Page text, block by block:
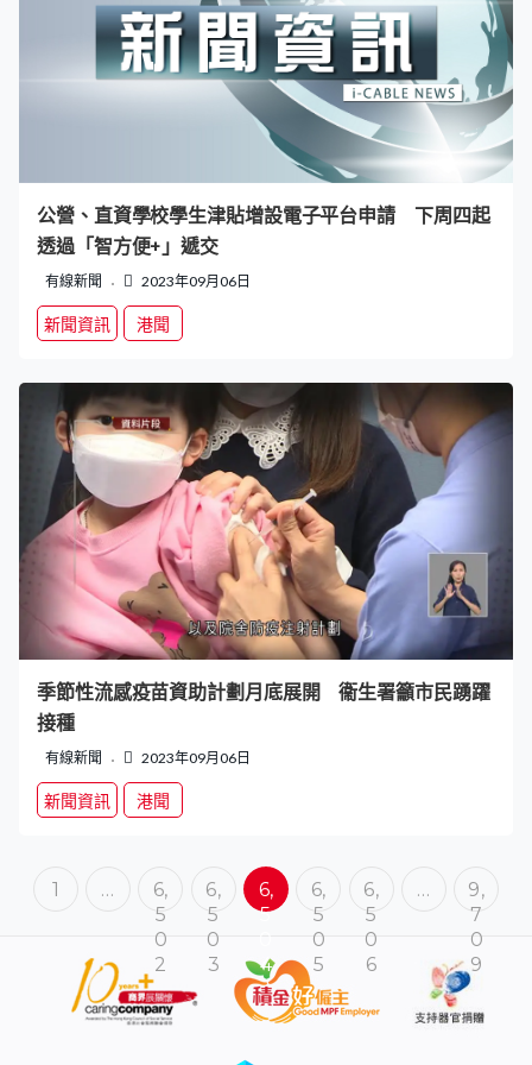
公營、直資學校學生津貼增設電子平台申請 下周四起
透過「智方便+」遞交
有線新聞 2023年09月06日
新聞資訊 港聞
季節性流感疫苗資助計劃月底展開 衞生署籲市民踴躍
接種
有線新聞 2023年09月06日
新聞資訊 港聞
1 …
6,
5
0
2
6,
5
0
3
6,
5
4
6,
5
0
5
6,
5
0
6
…
9,
7
0
9